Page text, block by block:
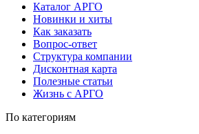
Каталог АРГО
Новинки и хиты
Как заказать
Вопрос-ответ
Структура компании
Дисконтная карта
Полезные статьи
Жизнь с АРГО
По категориям